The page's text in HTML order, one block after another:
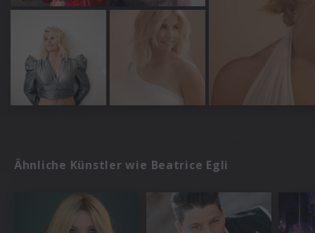
Ähnliche Künstler wie Beatrice Egli